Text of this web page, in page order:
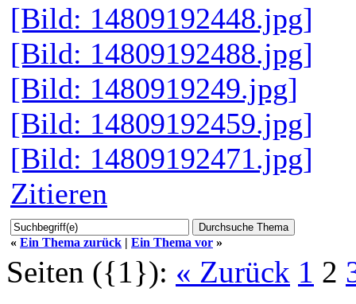
[Bild: 14809192448.jpg]
[Bild: 14809192488.jpg]
[Bild: 1480919249.jpg]
[Bild: 14809192459.jpg]
[Bild: 14809192471.jpg]
Zitieren
« Ein Thema zurück | Ein Thema vor »
Seiten ({1}): « Zurück 1 2